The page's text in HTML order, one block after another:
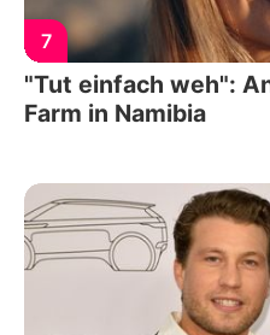
7
"Tut einfach weh":
Farm in Namibia